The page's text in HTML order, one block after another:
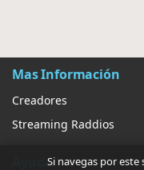
Mas Información
Creadores
Streaming Raddios
AyudaSi navegas por este